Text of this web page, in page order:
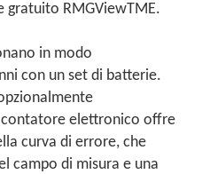
RMGViewTME.
in modo
con un set di batterie.
elettronico offre
curva di errore, che
campo di misura e una